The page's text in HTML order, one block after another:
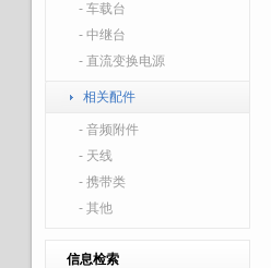
- 车载台
- 中继台
- 直流变换电源
相关配件
- 音频附件
- 天线
- 携带类
- 其他
信息检索